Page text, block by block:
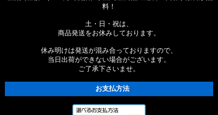
料！
土・日・祝は、
商品発送をお休みしております。
休み明けは発送が混み合っておりますので、
当日出荷ができない場合がございます。
ご了承下さいませ。
お支払方法